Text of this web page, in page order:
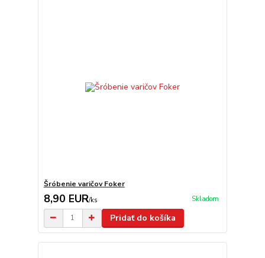
Šróbenie varičov Foker
8,90 EUR/ks Skladom
Pridať do košíka